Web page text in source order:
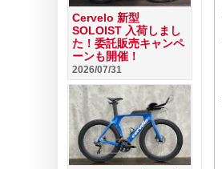
Cervelo 新型
SOLOIST 入荷しまし
た！委託販売キャンペ
ーンも開催！
2026/07/31